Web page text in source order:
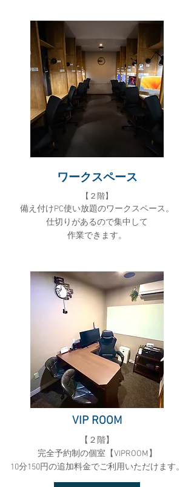
ワークスペース
【２ 階】
備え付けPC使い放題のワークスペース。
仕切りがあるので集中して
作業できます。
​VIP ROOM
​【２階】
完全予約制の個室【VIPROOM】
10分150円の追加料金でご利用いただけます。